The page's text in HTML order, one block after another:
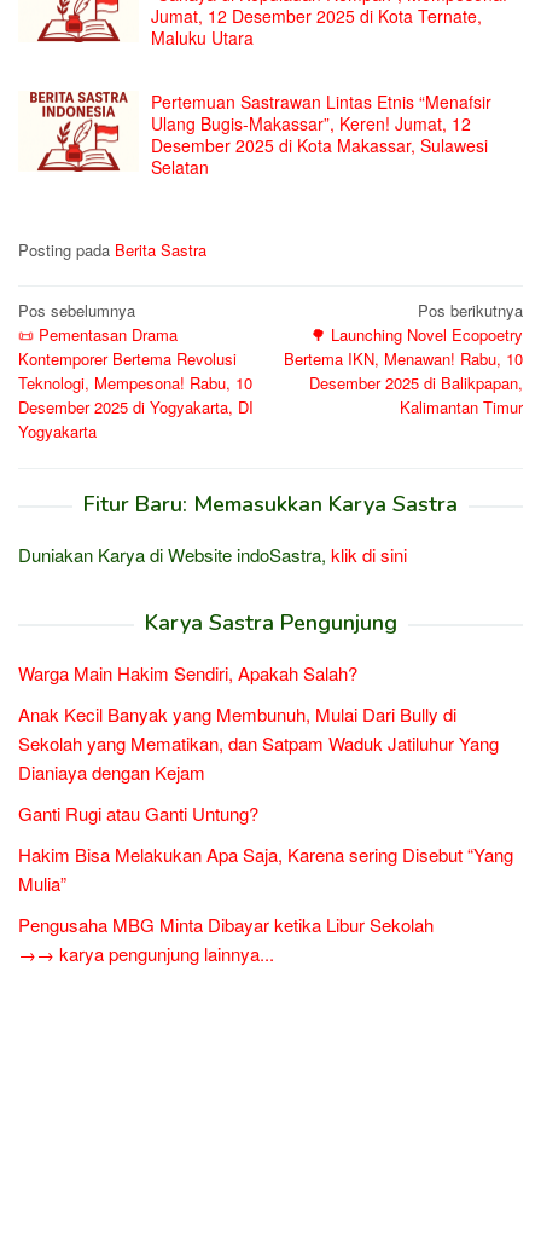
Jumat, 12 Desember 2025 di Kota Ternate,
Maluku Utara
Pertemuan Sastrawan Lintas Etnis “Menafsir
Ulang Bugis-Makassar”, Keren! Jumat, 12
Desember 2025 di Kota Makassar, Sulawesi
Selatan
Posting pada Berita Sastra
Navigasi
pos
Pos sebelumnya
📜 Pementasan Drama
Kontemporer Bertema Revolusi
Teknologi, Mempesona! Rabu, 10
Desember 2025 di Yogyakarta, DI
Yogyakarta
Pos berikutnya
🌳 Launching Novel Ecopoetry
Bertema IKN, Menawan! Rabu, 10
Desember 2025 di Balikpapan,
Kalimantan Timur
Fitur Baru: Memasukkan Karya Sastra
Duniakan Karya di Website indoSastra, klik di sini
Karya Sastra Pengunjung
Warga Main Hakim Sendiri, Apakah Salah?
Anak Kecil Banyak yang Membunuh, Mulai Dari Bully di
Sekolah yang Mematikan, dan Satpam Waduk Jatiluhur Yang
Dianiaya dengan Kejam
Ganti Rugi atau Ganti Untung?
Hakim Bisa Melakukan Apa Saja, Karena sering Disebut “Yang
Mulia”
Pengusaha MBG Minta Dibayar ketika Libur Sekolah
→→ karya pengunjung lainnya...